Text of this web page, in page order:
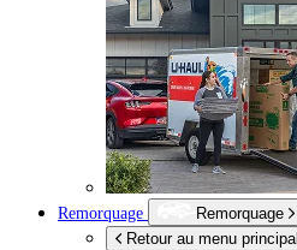
Remorquage
Remorquage
Retour au menu principal